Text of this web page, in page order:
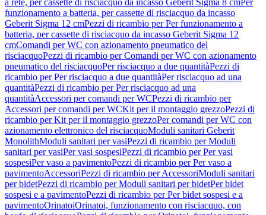
a rete, per cassette di risciacquo da incasso Geberit Sigma 8 cmPer
funzionamento a batteria, per cassette di risciacquo da incasso
Geberit Sigma 12 cmPezzi di ricambio per Per funzionamento a
batteria, per cassette di risciacquo da incasso Geberit Sigma 12
cmComandi per WC con azionamento pneumatico del
risciacquoPezzi di ricambio per Comandi per WC con azionamento
pneumatico del risciacquoPer risciacquo a due quantitàPezzi di
ricambio per Per risciacquo a due quantitàPer risciacquo ad una
quantitàPezzi di ricambio per Per risciacquo ad una
quantitàAccessori per comandi per WCPezzi di ricambio per
Accessori per comandi per WCKit per il montaggio grezzoPezzi di
ricambio per Kit per il montaggio grezzoPer comandi per WC con
azionamento elettronico del risciacquoModuli sanitari Geberit
MonolithModuli sanitari per vasiPezzi di ricambio per Moduli
sanitari per vasiPer vasi sospesiPezzi di ricambio per Per vasi
sospesiPer vaso a pavimentoPezzi di ricambio per Per vaso a
pavimentoAccessoriPezzi di ricambio per AccessoriModuli sanitari
per bidetPezzi di ricambio per Moduli sanitari per bidetPer bidet
sospesi e a pavimentoPezzi di ricambio per Per bidet sospesi e a
pavimentoOrinatoiOrinatoi, funzionamento con risciacquo, con